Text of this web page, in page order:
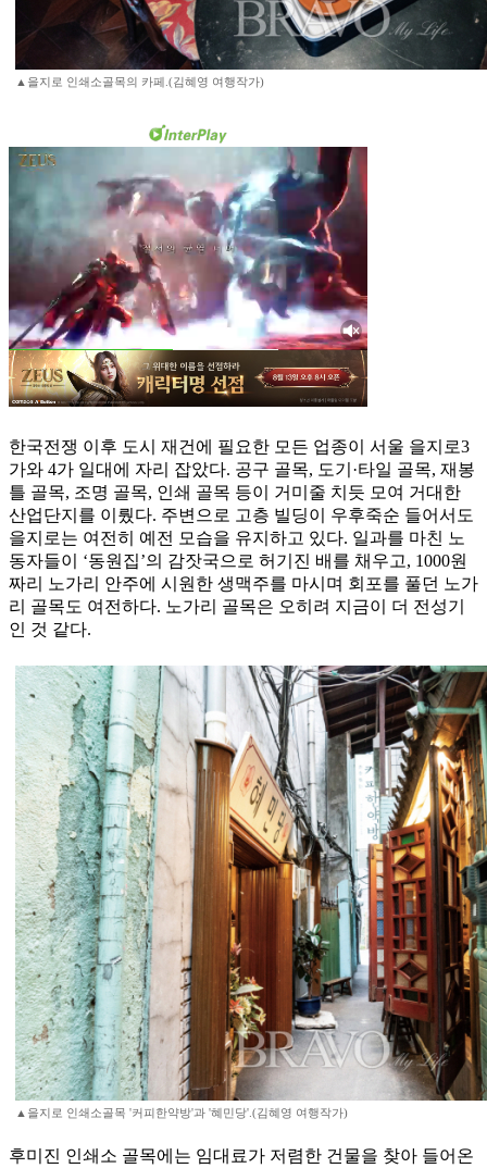
▲을지로 인쇄소골목의 카페.(김혜영 여행작가)
한국전쟁 이후 도시 재건에 필요한 모든 업종이 서울 을지로3
가와 4가 일대에 자리 잡았다. 공구 골목, 도기·타일 골목, 재봉
틀 골목, 조명 골목, 인쇄 골목 등이 거미줄 치듯 모여 거대한
산업단지를 이뤘다. 주변으로 고층 빌딩이 우후죽순 들어서도
을지로는 여전히 예전 모습을 유지하고 있다. 일과를 마친 노
동자들이 ‘동원집’의 감잣국으로 허기진 배를 채우고, 1000원
짜리 노가리 안주에 시원한 생맥주를 마시며 회포를 풀던 노가
리 골목도 여전하다. 노가리 골목은 오히려 지금이 더 전성기
인 것 같다.
▲을지로 인쇄소골목 '커피한약방'과 '혜민당'.(김혜영 여행작가)
후미진 인쇄소 골목에는 임대료가 저렴한 건물을 찾아 들어온